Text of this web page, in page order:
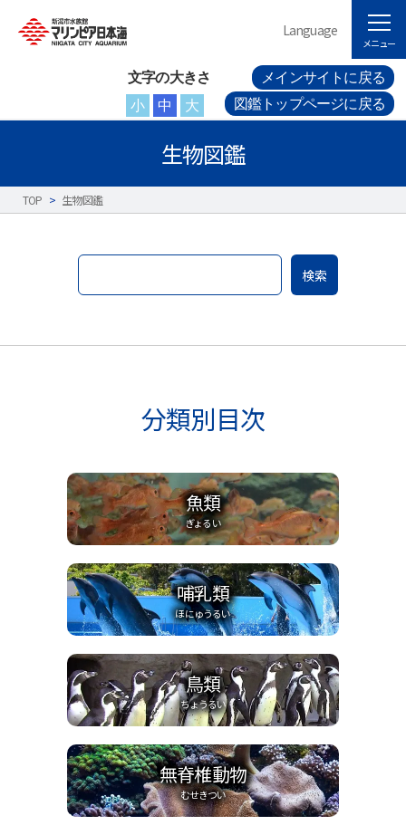
文字の大きさ
小
中 大
メインサイトに戻る
図鑑トップページに戻る
Language
メニュー
生物図鑑
TOP > 生物図鑑
検索
分類別目次
魚類
ぎょるい
哺乳類
ほにゅうるい
鳥類
ちょうるい
無脊椎動物
むせきつい